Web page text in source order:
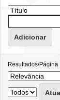
Resultados/Página